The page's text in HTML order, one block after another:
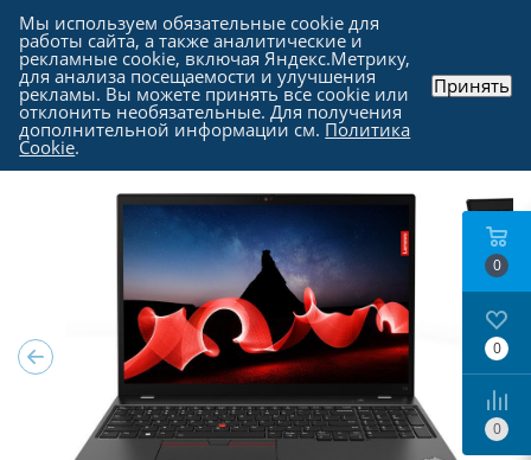
Каталог - Ноутбуки, моноблоки и прочие
-
Ноутбуки в Москве
0
0
0
Мы используем обязательные cookie для
работы сайта, а также аналитические и
рекламные cookie, включая Яндекс.Метрику,
для анализа посещаемости и улучшения
рекламы. Вы можете принять все cookie или
отклонить необязательные. Для получения
дополнительной информации см. Политика
Cookie.
Принять